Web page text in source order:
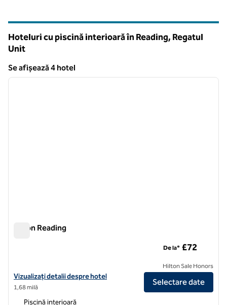
Hoteluri cu piscină interioară în Reading, Regatul
Unit
Se afișează 4 hotel
Se afișează 4 hotel
1 din 12
Hilton Reading
Vizualizați detaliile hotelului pentru Hilton Reading
Vizualizați detalii despre hotel
1,68 milă
De la* £72
Hilton Sale Honors
Selectare date
Piscină interioară